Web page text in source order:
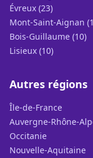
Évreux (23)
Mont-Saint-Aignan
Bois-Guillaume (10)
Lisieux (10)
Autres régions
Île-de-France
Auvergne-Rhône-
Occitanie
Nouvelle-Aquitaine